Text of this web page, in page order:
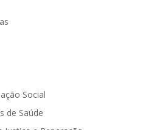
Social
de Saúde